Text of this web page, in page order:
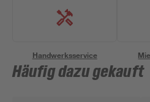
Handwerksservice
Häufig dazu gekauft